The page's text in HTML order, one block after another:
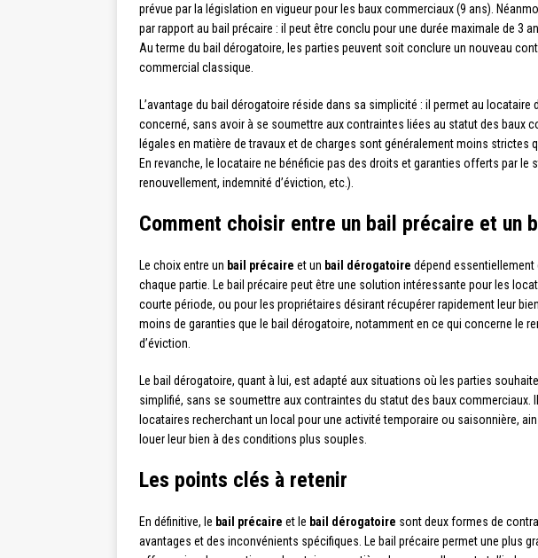
prévue par la législation en vigueur pour les baux commerciaux (9 ans).
par rapport au bail précaire : il peut être conclu pour une durée maximale de 3
Au terme du bail dérogatoire, les parties peuvent soit conclure un nouveau
commercial classique.
L’avantage du bail dérogatoire réside dans sa simplicité : il permet au locataire
concerné, sans avoir à se soumettre aux contraintes liées au statut des baux
légales en matière de travaux et de charges sont généralement moins strictes
En revanche, le locataire ne bénéficie pas des droits et garanties offerts par le
renouvellement, indemnité d’éviction, etc.).
Comment choisir entre un bail précaire et un
Le choix entre un bail précaire et un bail dérogatoire dépend
chaque partie. Le bail précaire peut être une solution intéressante pour les
courte période, ou pour les propriétaires désirant récupérer rapidement leur
moins de garanties que le bail dérogatoire, notamment en ce qui concerne le
d’éviction.
Le bail dérogatoire, quant à lui, est adapté aux situations où les parties
simplifié, sans se soumettre aux contraintes du statut des baux commerciaux.
locataires recherchant un local pour une activité temporaire ou saisonnière,
louer leur bien à des conditions plus souples.
Les points clés à retenir
En définitive, le bail précaire et le bail dérogatoire sont deux formes de
avantages et des inconvénients spécifiques. Le bail précaire permet une plus